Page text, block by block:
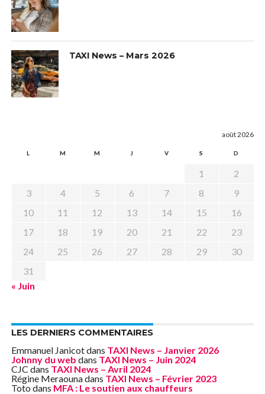
TAXI News – Mars 2026
août 2026
L M M J V S D
1
2
3
4 5 6 7 8
9
10
11 12 13 14 15
16
17
18 19 20 21 22
23
24
25 26 27 28 29
30
31
« Juin
LES DERNIERS COMMENTAIRES
Emmanuel Janicotdans TAXI News – Janvier 2026
Johnny du web dans TAXI News – Juin 2024
CJC dans TAXI News – Avril 2024
Régine Meraounadans TAXI News – Février 2023
Toto dans MFA : Le soutien aux chauffeurs